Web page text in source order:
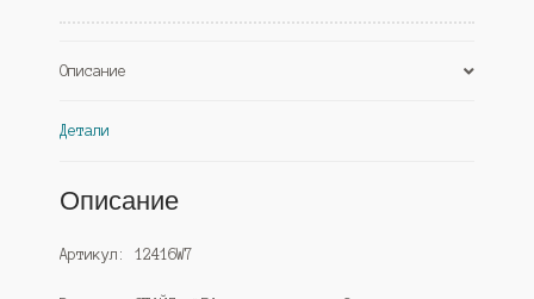
Описание
Детали
Описание
Артикул: 12416W7